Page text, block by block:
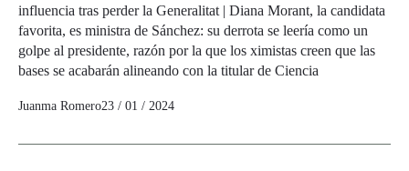
influencia tras perder la Generalitat | Diana Morant, la candidata
favorita, es ministra de Sánchez: su derrota se leería como un
golpe al presidente, razón por la que los ximistas creen que las
bases se acabarán alineando con la titular de Ciencia
Juanma Romero23 / 01 / 2024